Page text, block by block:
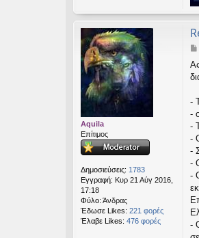
Aquila
Επίτιμος
Δημοσιεύσεις: 1783
Εγγραφή: Κυρ 21 Αύγ 2016,
17:18
Φύλο: Άνδρας
Έδωσε Likes: 221 φορές
Έλαβε Likes: 476 φορές
ί
-
-
-
-
-
-
-
-